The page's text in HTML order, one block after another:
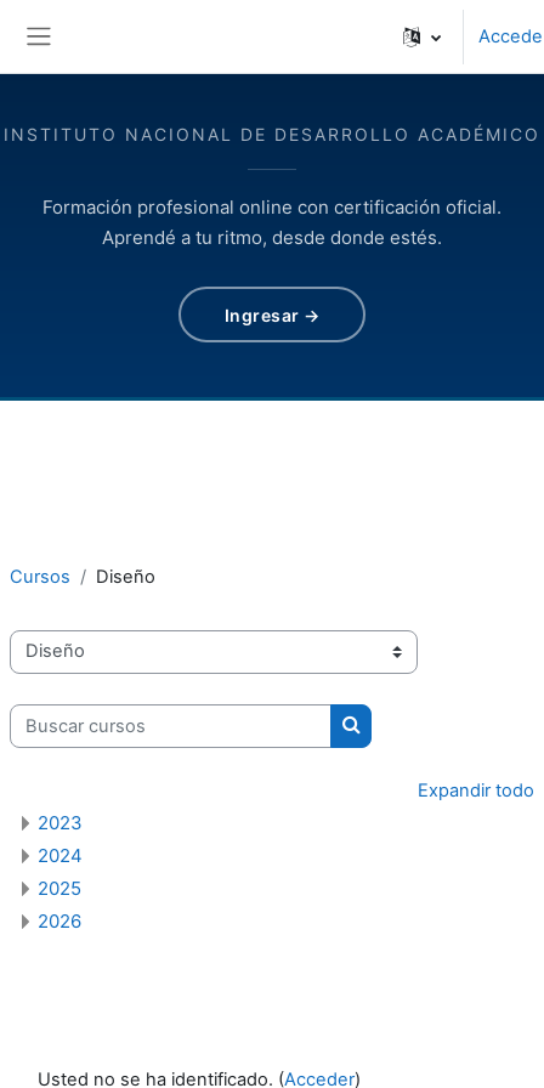
INSTITUTO NACIONAL DE DESARROLLO ACADÉMICO
Formación profesional online con certificación oficial.
Aprendé a tu ritmo, desde donde estés.
Ingresar →
Cursos Diseño
Categorías
Buscar cursos
Buscar cursos
Expandir todo
2023
2024
2025
2026
Usted no se ha identificado. (Acceder)